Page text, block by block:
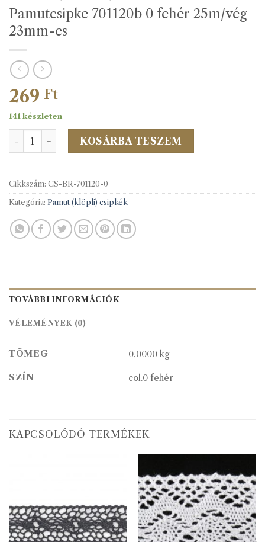
Pamutcsipke 701120b 0 fehér 25m/vég
23mm-es
269 Ft
141 készleten
Pamutcsipke 701120b 0 fehér 25m/vég 23mm-es
KOSÁRBA TESZEM
Cikkszám: CS-BR-701120-0
Kategória: Pamut (klöpli) csipkék
TOVÁBBI INFORMÁCIÓK
VÉLEMÉNYEK (0)
TÖMEG 0,0000 kg
SZÍN col.0 fehér
KAPCSOLÓDÓ TERMÉKEK